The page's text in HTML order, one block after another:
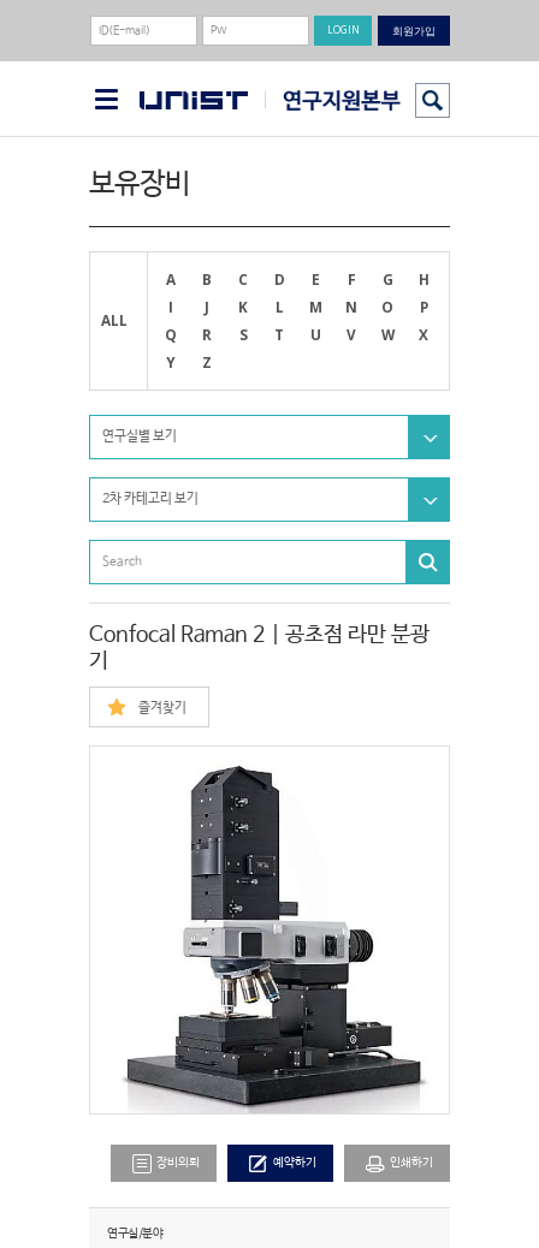
회원가입
보유장비
ALL
A B C D E F G
H
I
J K L M N O
P
Q
R S T U V W
X
Y
Z
연구실별 보기
2차 카테고리 보기
Confocal Raman 2 | 공초점 라만 분광
기
즐겨찾기
장비의뢰 예약하기 인쇄하기
연구실/분야